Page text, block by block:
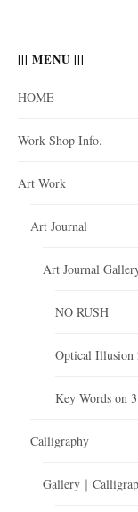
||| MENU |||
HOME
Work Shop Info.
Art Work
Art Journal
Art Journal
NO RUSH
Optical Illusion
Key Words on
Calligraphy
Gallery｜